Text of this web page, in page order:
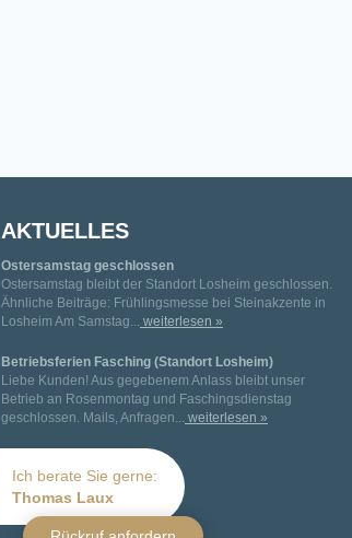
Ich berate Sie gerne:
Thomas Laux
AKTUELLES
Ostersamstag geschlossen
Ostersamstag bleibt der Standort Losheim geschlossen.
Ähnliche Beiträge: Frühlingsmesse bei Steinakzente in
Losheim Am Samstag...
weiterlesen »
Betriebsferien Fasching (Standort Losheim)
Liebe Kunden! Aus gegebenem Anlass bleibt unser
Betrieb an Rosenmontag und Faschingsdienstag
geschlossen. Mails, Anfragen...
weiterlesen »